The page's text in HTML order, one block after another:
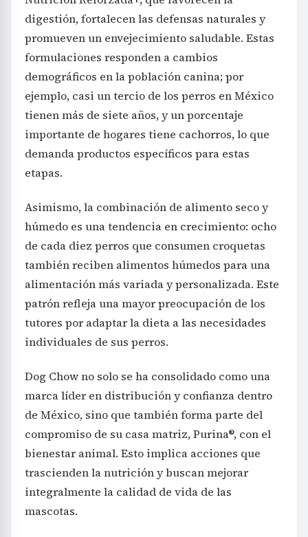
digestión, fortalecen las defensas naturales y
promueven un envejecimiento saludable. Estas
formulaciones responden a cambios
demográficos en la población canina; por
ejemplo, casi un tercio de los perros en México
tienen más de siete años, y un porcentaje
importante de hogares tiene cachorros, lo que
demanda productos específicos para estas
etapas.
Asimismo, la combinación de alimento seco y
húmedo es una tendencia en crecimiento: ocho
de cada diez perros que consumen croquetas
también reciben alimentos húmedos para una
alimentación más variada y personalizada. Este
patrón refleja una mayor preocupación de los
tutores por adaptar la dieta a las necesidades
individuales de sus perros.
Dog Chow no solo se ha consolidado como una
marca líder en distribución y confianza dentro
de México, sino que también forma parte del
compromiso de su casa matriz, Purina®, con el
bienestar animal. Esto implica acciones que
trascienden la nutrición y buscan mejorar
integralmente la calidad de vida de las
mascotas.